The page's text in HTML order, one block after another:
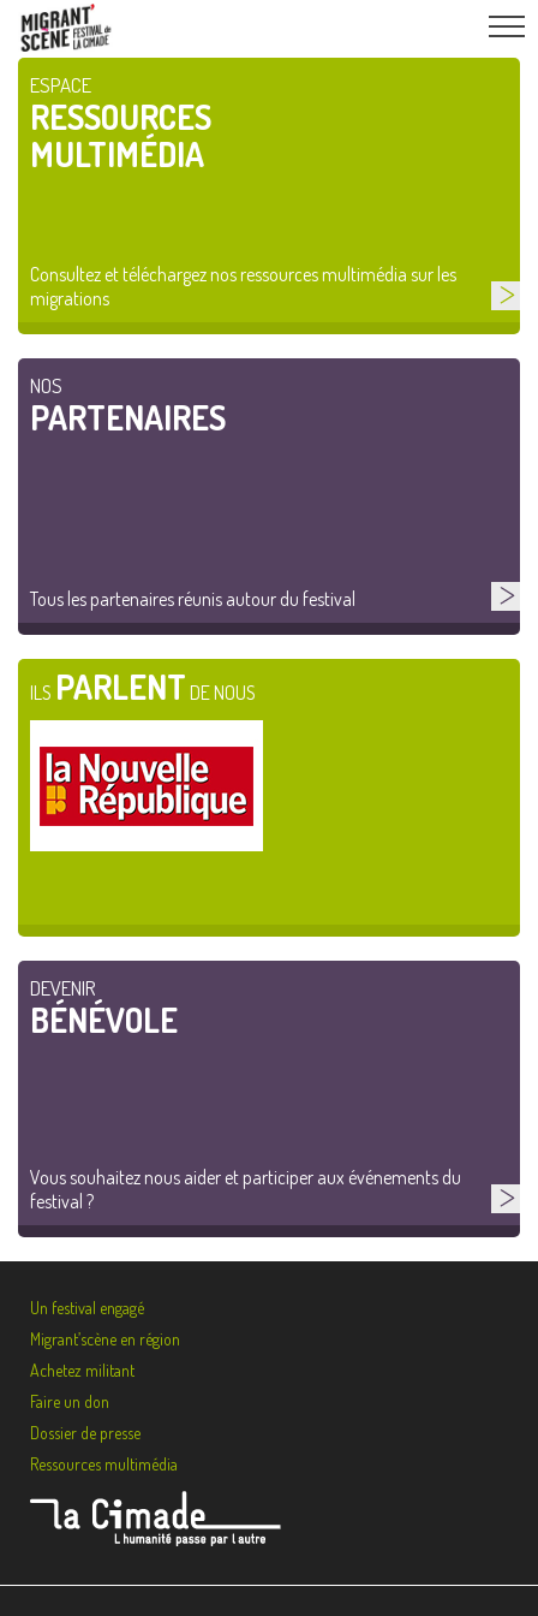
ESPACE
RESSOURCES
MULTIMÉDIA
Consultez et téléchargez nos ressources multimédia sur les
migrations
NOS
PARTENAIRES
Tous les partenaires réunis autour du festival
ILS PARLENT DE NOUS
DEVENIR
BÉNÉVOLE
Vous souhaitez nous aider et participer aux événements du
festival ?
Un festival engagé
Migrant’scène en région
Achetez militant
Faire un don
Dossier de presse
Ressources multimédia